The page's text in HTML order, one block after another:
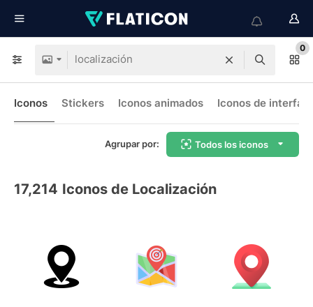
0
Iconos Stickers Iconos animados Iconos de interfaz
Agrupar por: Todos los iconos
17,214 Iconos de Localización